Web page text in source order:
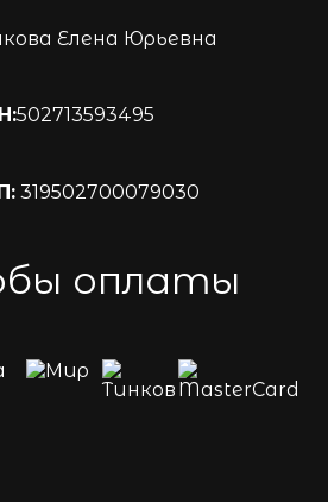
Елена Юрьевна
502713593495
319502700079030
оплаты